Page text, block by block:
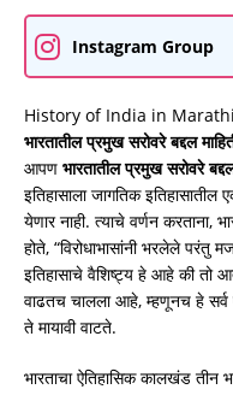
Instagram Group
History of India in Marathi :
भारतातील प्रमुख सरोवरे बद्दल
आपण भारतातील प्रमुख सरोवरे
इतिहासाला जागतिक
येणार नाही. त्याचे वर्णन करताना,
होते, “विरोधाभासांनी भरलेले परंतु
इतिहासाचे वैशिष्ट्य हे आहे की तो
वाढतच चालला आहे, म्हणूनच हे सर्व
ते मायावी वाटते.
भारताचा ऐतिहासिक कालखंड तीन